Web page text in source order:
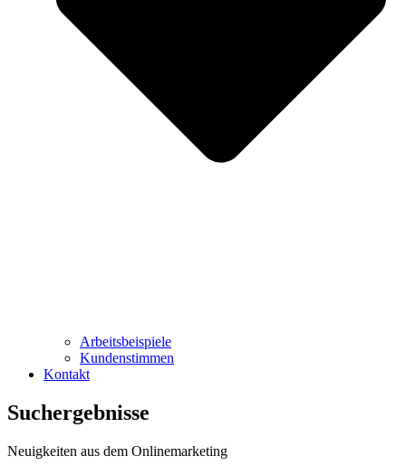
Arbeitsbeispiele
Kundenstimmen
Kontakt
Suchergebnisse
Neuigkeiten aus dem Onlinemarketing